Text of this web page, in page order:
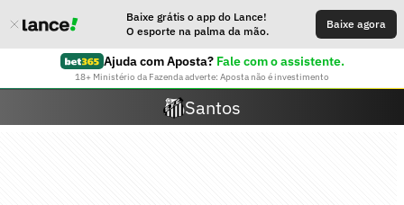
Baixe grátis o app do Lance!
O esporte na palma da mão.
Baixe agora
Ajuda com Aposta? Fale com o assistente.
18+ Ministério da Fazenda adverte: Aposta não é investimento
Santos